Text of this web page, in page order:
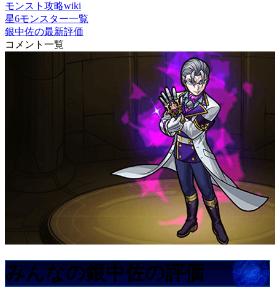
モンスト攻略wiki
星6モンスター一覧
銀中佐の最新評価
コメント一覧
みんなの銀中佐の評価